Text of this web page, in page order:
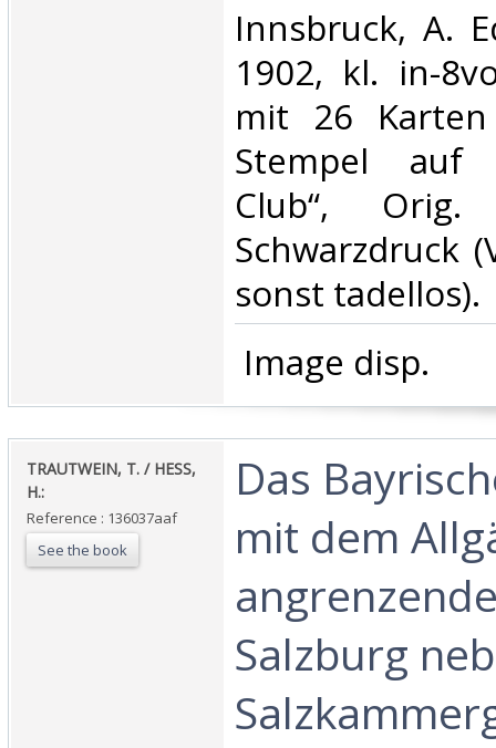
‎Innsbruck, A.
1902, kl. in-
mit 26
Stempel auf
Club“,
Schwarzdruck
sonst tadellos).‎
‎ Image disp.‎
‎TRAUTWEIN, T. / HESS,
H.:‎
Reference : 136037aaf
See the book
‎Das
mit dem
Salzburg